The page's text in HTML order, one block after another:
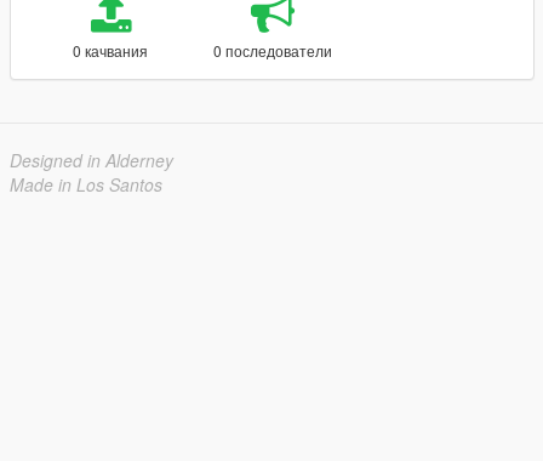
0 качвания 0 последователи
Designed in Alderney
Made in Los Santos